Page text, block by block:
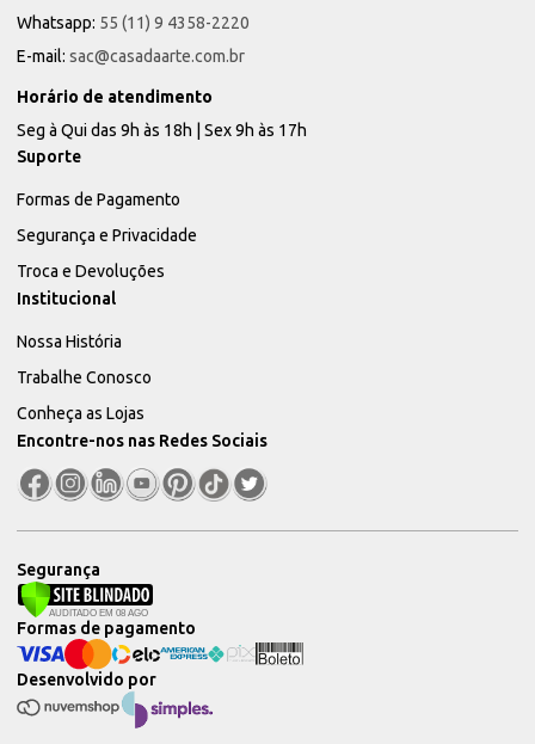
Whatsapp: 55 (11) 9 4358-2220
E-mail: sac@casadaarte.com.br
Horário de atendimento
Seg à Qui das 9h às 18h | Sex 9h às 17h
Suporte
Formas de Pagamento
Segurança e Privacidade
Troca e Devoluções
Institucional
Nossa História
Trabalhe Conosco
Conheça as Lojas
Encontre-nos nas Redes Sociais
Segurança
Desenvolvido por
Formas de pagamento